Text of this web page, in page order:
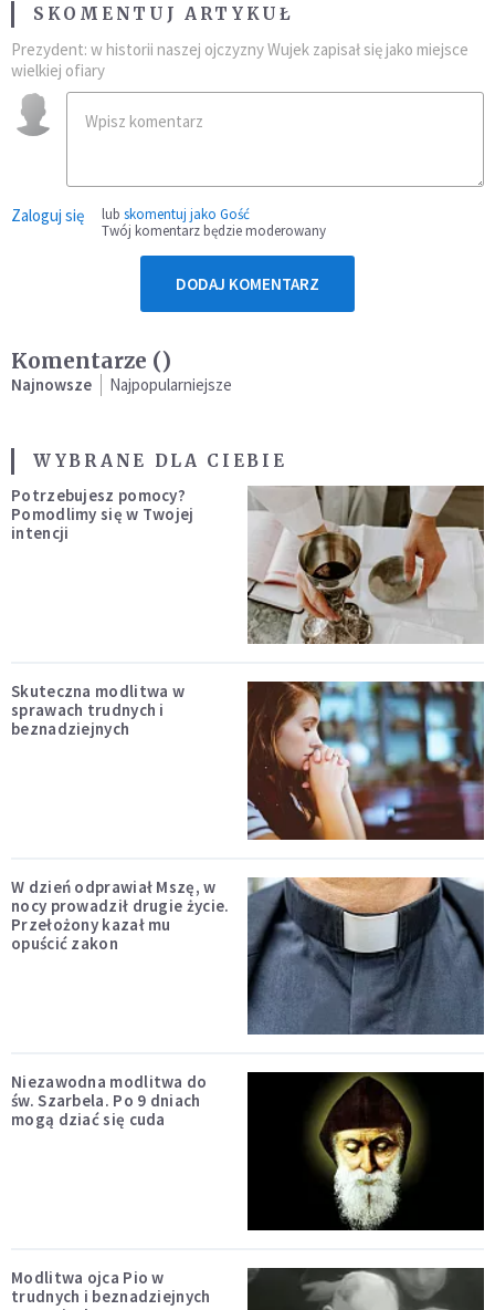
SKOMENTUJ ARTYKUŁ
Prezydent: w historii naszej ojczyzny Wujek zapisał się jako miejsce
wielkiej ofiary
Zaloguj się lub skomentuj jako Gość
Twój komentarz będzie moderowany
DODAJ KOMENTARZ
Komentarze ()
Najnowsze Najpopularniejsze
WYBRANE DLA CIEBIE
Potrzebujesz pomocy?
Pomodlimy się w Twojej
intencji
Skuteczna modlitwa w
sprawach trudnych i
beznadziejnych
W dzień odprawiał Mszę, w
nocy prowadził drugie życie.
Przełożony kazał mu
opuścić zakon
Niezawodna modlitwa do
św. Szarbela. Po 9 dniach
mogą dziać się cuda
Modlitwa ojca Pio w
trudnych i beznadziejnych